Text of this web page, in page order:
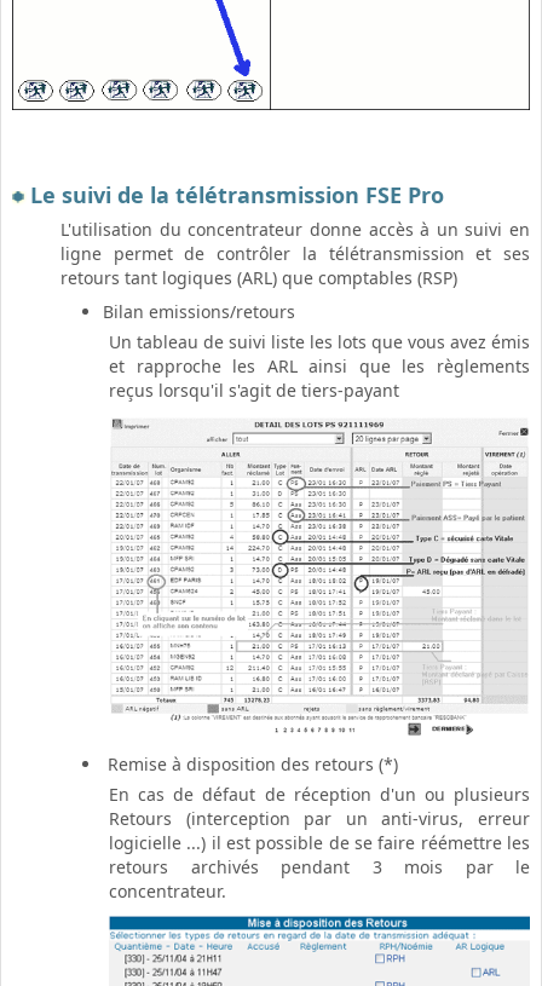
Le suivi de la télétransmission FSE Pro
L'utilisation du concentrateur donne accès à un suivi en
ligne permet de contrôler la télétransmission et ses
retours tant logiques (ARL) que comptables (RSP)
Bilan emissions/retours
Un tableau de suivi liste les lots que vous avez émis
et rapproche les ARL ainsi que les règlements
reçus lorsqu'il s'agit de tiers-payant
Remise à disposition des retours (*)
En cas de défaut de réception d'un ou plusieurs
Retours (interception par un anti-virus, erreur
logicielle ...) il est possible de se faire réémettre les
retours archivés pendant 3 mois par le
concentrateur.